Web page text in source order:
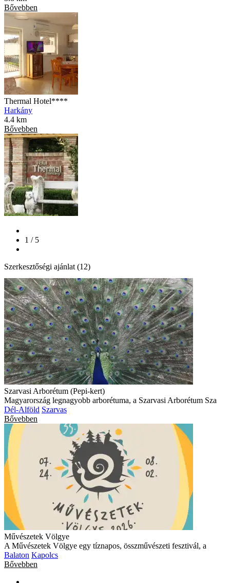
Bővebben
Thermal Hotel****
Harkány
4.4 km
Bővebben
1 / 5
Szerkesztőségi ajánlat (12)
Szarvasi Arborétum (Pepi-kert)
Magyarország legnagyobb arborétuma, a Szarvasi Arborétum Sza
Dél-Alföld Szarvas
Bővebben
Művészetek Völgye
A Művészetek Völgye egy tíznapos, összművészeti fesztivál, a
Balaton Kapolcs
Bővebben